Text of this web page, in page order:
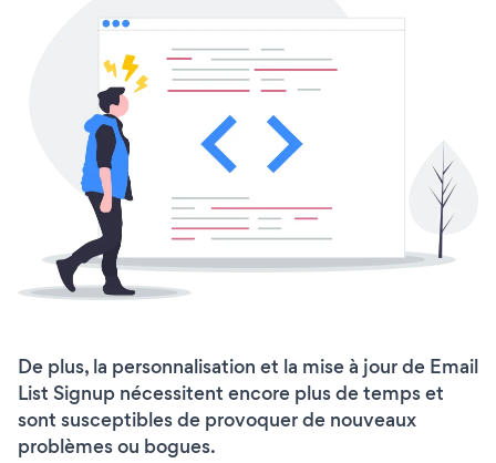
De plus, la personnalisation et la mise à jour de Email
List Signup nécessitent encore plus de temps et
sont susceptibles de provoquer de nouveaux
problèmes ou bogues.